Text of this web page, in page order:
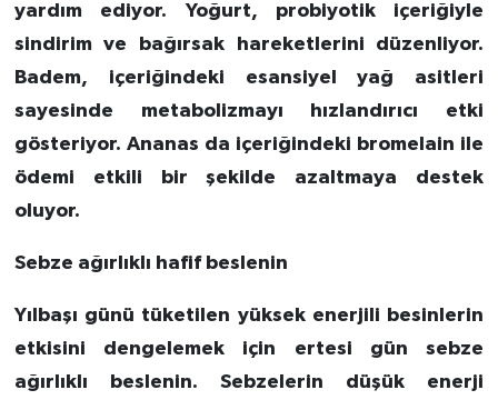
yardım ediyor. Yoğurt, probiyotik içeriğiyle
sindirim ve bağırsak hareketlerini düzenliyor.
Badem, içeriğindeki esansiyel yağ asitleri
sayesinde metabolizmayı hızlandırıcı etki
gösteriyor. Ananas da içeriğindeki bromelain ile
ödemi etkili bir şekilde azaltmaya destek
oluyor.
Sebze ağırlıklı hafif beslenin
Yılbaşı günü tüketilen yüksek enerjili besinlerin
etkisini dengelemek için ertesi gün sebze
ağırlıklı beslenin. Sebzelerin düşük enerji